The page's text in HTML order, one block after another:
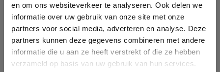
en om ons websiteverkeer te analyseren. Ook delen we
informatie over uw gebruik van onze site met onze
partners voor social media, adverteren en analyse. Deze
partners kunnen deze gegevens combineren met andere
informatie die u aan ze heeft verstrekt of die ze hebben
verzameld op basis van uw gebruik van hun services.
Meer info:
Nieuwsartikel Schermerdagblad
Nieuwsartikel Noordhollands dagblad
Landzijde project 'Zorgboerderijen als motor voor
herstel van biodiversiteit en verbinding'